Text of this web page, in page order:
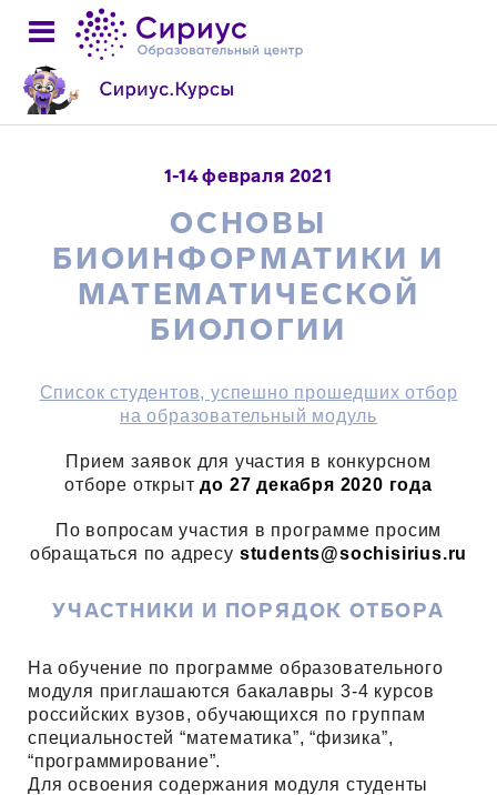
1-14 февраля 2021
ОСНОВЫ
БИОИНФОРМАТИКИ И
МАТЕМАТИЧЕСКОЙ
БИОЛОГИИ
Список студентов, успешно прошедших отбор
на образовательный модуль
Прием заявок для участия в конкурсном
отборе открытдо 27 декабря 2020 года
По вопросам участия в программе просим
обращаться по адресу students@sochisirius.ru
УЧАСТНИКИ И ПОРЯДОК ОТБОРА
На обучение по программе образовательного
модуля приглашаются бакалавры 3-4 курсов
российских вузов, обучающихся по группам
специальностей “математика”, “физика”,
“программирование”.
Для освоения содержания модуля студенты